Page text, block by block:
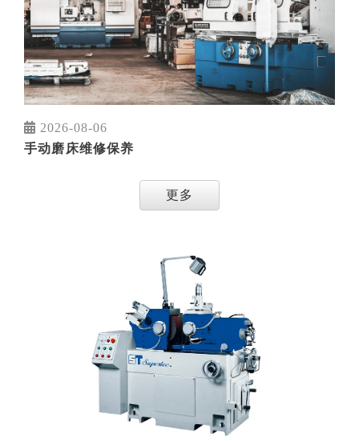
2026-08-06
手动磨床维修保养
更多